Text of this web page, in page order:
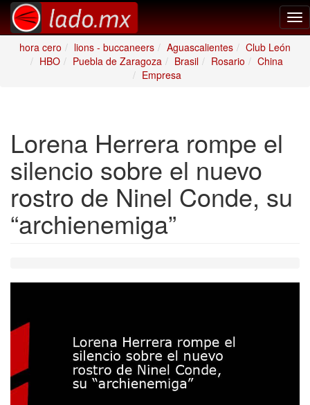
hora cero
lions - buccaneers Aguascalientes
Club León
HBO
Puebla de Zaragoza Brasil Rosario
China
Empresa
Lorena Herrera rompe el
silencio sobre el nuevo
rostro de Ninel Conde, su
“archienemiga”